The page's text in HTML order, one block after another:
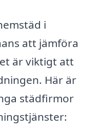
i
att jämföra
är viktigt att
Här är
städfirmor